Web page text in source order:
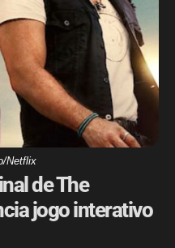
Netflix
de The
jogo interativo